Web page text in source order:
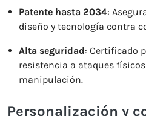
Patente hasta 2034:
diseño y tecnología contra
Alta seguridad: Certificado
resistencia a ataques
manipulación.
Personalización y